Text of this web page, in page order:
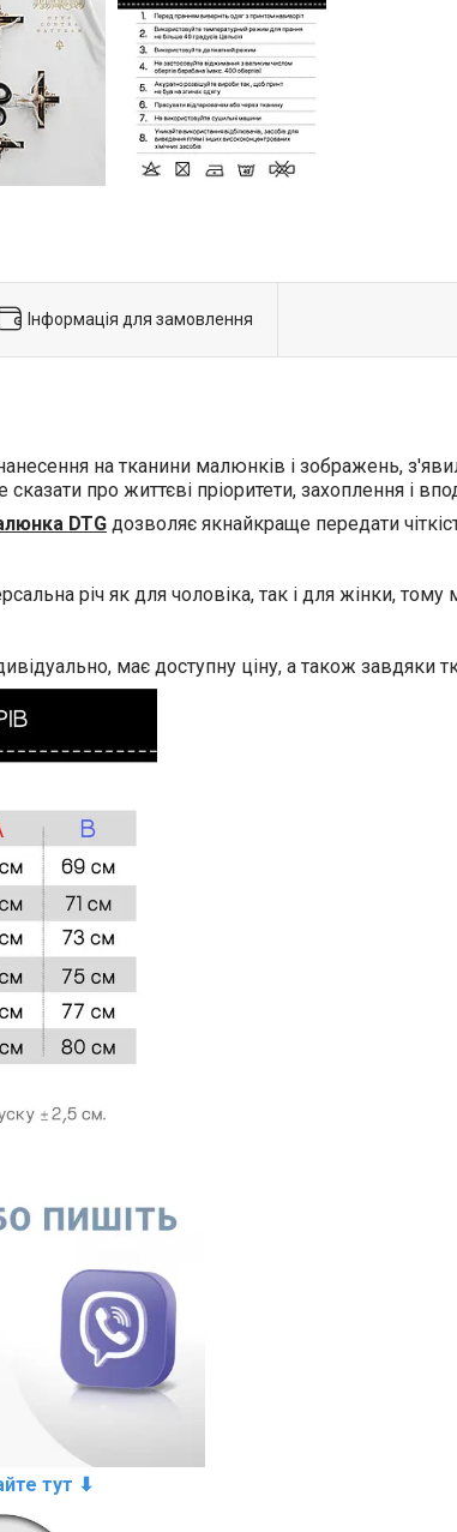
Інформація для замовлення
на тканини малюнків і зображень,
про життєві пріоритети, захоплення і
DTG дозволяє якнайкраще передати
річ як для чоловіка, так і для жінки,
має доступну ціну, а також завдяки
тут ⬇